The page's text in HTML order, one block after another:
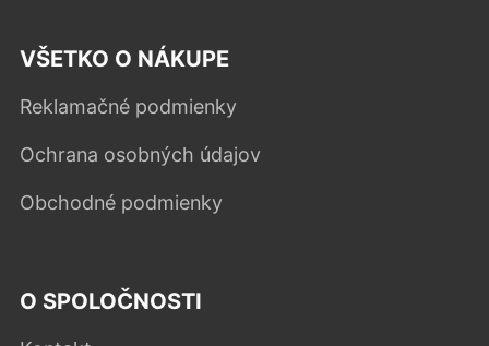
VŠETKO O NÁKUPE
Reklamačné podmienky
Ochrana osobných údajov
Obchodné podmienky
O SPOLOČNOSTI